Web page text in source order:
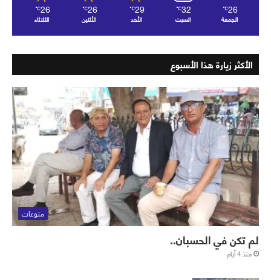
26
℃
الجمعة
32
℃
السبت
29
℃
الأحد
26
℃
الأثنين
26
℃
الثلاثاء
الأكثر زيارة هذا الأسبوع
منوعات
لم تكن في الحسبان..
منذ 4 أيام